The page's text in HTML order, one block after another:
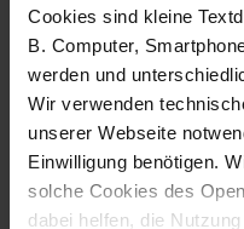
Cookies sind kleine
B. Computer,
werden und
Wir verwenden
unserer Webseite
Einwilligung benötigen.
solche Cookies des
dabei helfen, die
Fotografo: Lorenz
Sternbach
Download